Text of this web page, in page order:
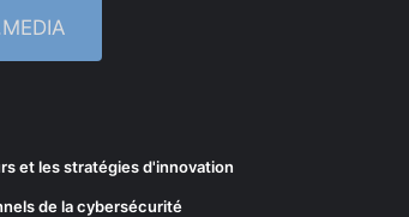
et les stratégies d'innovation
de la cybersécurité